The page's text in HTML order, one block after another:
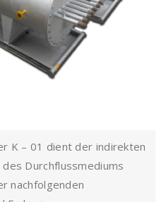
K – 01 dient der indirekten
Durchflussmediums
nachfolgenden